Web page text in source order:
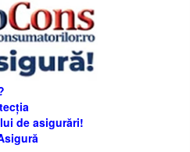
de asigurări!